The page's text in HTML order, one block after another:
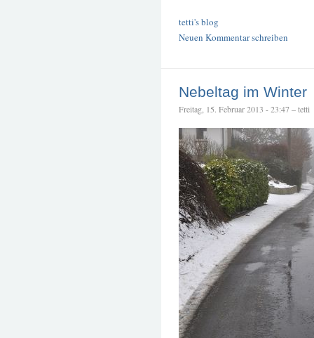
tetti's blog
Neuen Kommentar schreiben
Nebeltag im Winter
Freitag, 15. Februar 2013 - 23:47 – tetti